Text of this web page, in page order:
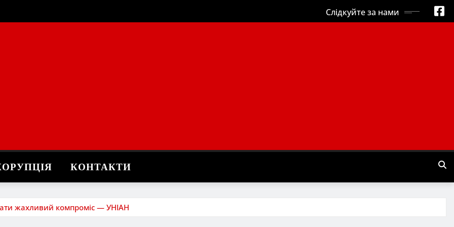
Слідкуйте за нами
КОНТАКТИ
жахливий компроміс — УНІАН